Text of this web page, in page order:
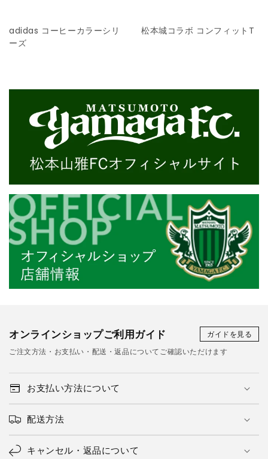
adidas コーヒーカラーシリ
ーズ
松本城コラボ コンフィットT
オンラインショップご利用ガイド
ガイドを見る
ご注文方法・お支払い・配送・返品についてご確認いただけます
お支払い方法について
配送方法
キャンセル・返品について